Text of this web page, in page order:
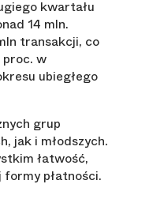
kwartału
14 mln.
transakcji, co
w
ubiegłego
grup
jak i młodszych.
łatwość,
płatności.